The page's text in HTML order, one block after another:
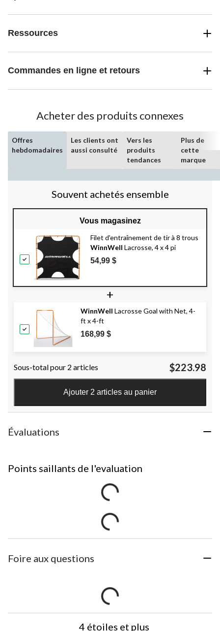
Ressources
Commandes en ligne et retours
Acheter des produits connexes
Offres
hebdomadaires
Les clients ont
aussi consulté
Vers les
produits
tendances
Plus de
cette
marque
Souvent achetés ensemble
Vous magasinez
Filet d'entraînement de tir à 8 trous
WinnWell Lacrosse, 4 x 4 pi
54,99 $
+
WinnWell Lacrosse Goal with Net, 4-
ft x 4-ft
168,99 $
Sous-total pour 2 articles $223.98
Ajouter 2 articles au panier
Évaluations
Points saillants de l'evaluation
Foire aux questions
4 étoiles et plus